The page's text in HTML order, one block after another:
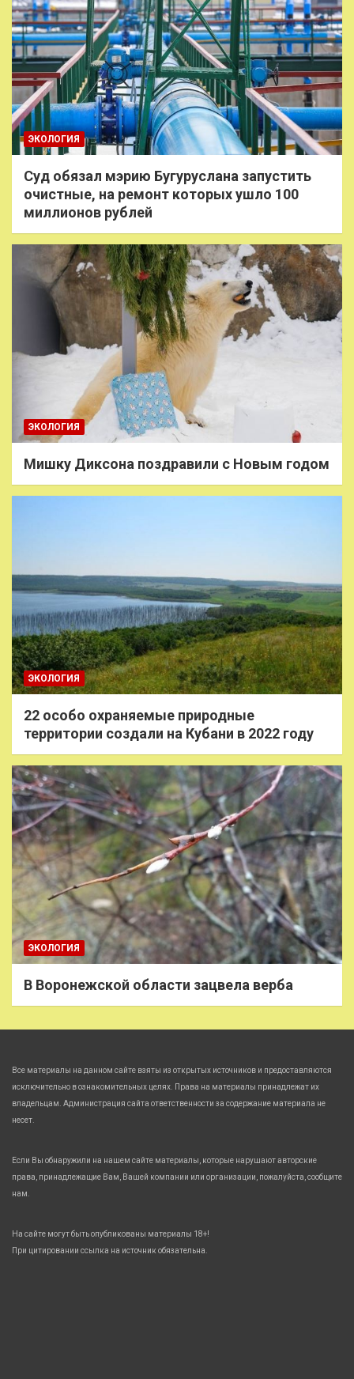
ЭКОЛОГИЯ
Суд обязал мэрию Бугуруслана запустить
очистные, на ремонт которых ушло 100
миллионов рублей
ЭКОЛОГИЯ
Мишку Диксона поздравили с Новым годом
ЭКОЛОГИЯ
22 особо охраняемые природные
территории создали на Кубани в 2022 году
ЭКОЛОГИЯ
В Воронежской области зацвела верба
Все материалы на данном сайте взяты из открытых источников и предоставляются
исключительно в ознакомительных целях. Права на материалы принадлежат их
владельцам. Администрация сайта ответственности за содержание материала не
несет.
Если Вы обнаружили на нашем сайте материалы, которые нарушают авторские
права, принадлежащие Вам, Вашей компании или организации, пожалуйста, сообщите
нам.
На сайте могут быть опубликованы материалы 18+!
При цитировании ссылка на источник обязательна.